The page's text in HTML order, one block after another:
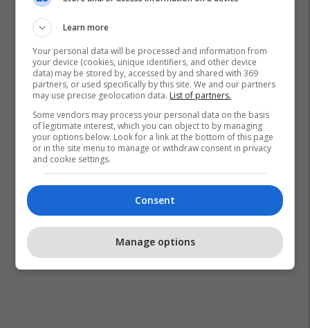
Learn more
Your personal data will be processed and information from
your device (cookies, unique identifiers, and other device
data) may be stored by, accessed by and shared with 369
partners, or used specifically by this site. We and our partners
may use precise geolocation data. List of partners.
Some vendors may process your personal data on the basis
of legitimate interest, which you can object to by managing
your options below. Look for a link at the bottom of this page
or in the site menu to manage or withdraw consent in privacy
and cookie settings.
Consent
Manage options